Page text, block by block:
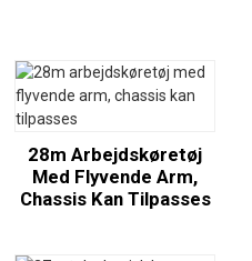
28m Arbejdskøretøj
Med Flyvende Arm,
Chassis Kan Tilpasses